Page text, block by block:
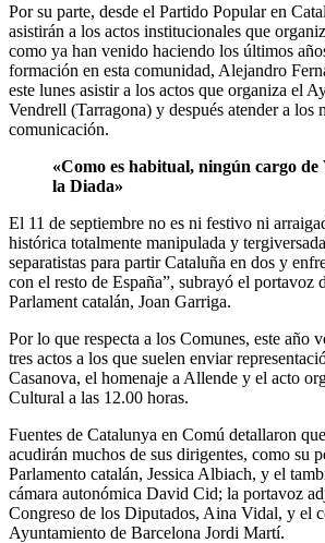
Por su parte, desde el Partido Popular en
asistirán a los actos institucionales que
como ya han venido haciendo los últimos
formación en esta comunidad, Alejandro
este lunes asistir a los actos que organiza el
Vendrell (Tarragona) y después atender a los
comunicación.
«Como es habitual, ningún cargo de
la Diada»
El 11 de septiembre no es ni festivo ni
histórica totalmente manipulada y
separatistas para partir Cataluña en dos y
con el resto de España”, subrayó el portavoz
Parlament catalán, Joan Garriga.
Por lo que respecta a los Comunes, este año
tres actos a los que suelen enviar
Casanova, el homenaje a Allende y el acto
Cultural a las 12.00 horas.
Fuentes de Catalunya en Comú detallaron
acudirán muchos de sus dirigentes, como su
Parlamento catalán, Jessica Albiach, y el
cámara autonómica David Cid; la portavoz
Congreso de los Diputados, Aina Vidal, y el
Ayuntamiento de Barcelona Jordi Martí.